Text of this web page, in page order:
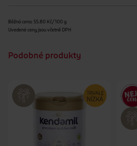
Běžná cena: 55.80 Kč/100 g
Uvedené ceny jsou včetně DPH
Podobné produkty